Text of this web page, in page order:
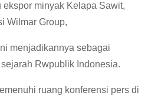
minyak Kelapa Sawit,
Wilmar Group,
menjadikannya sebagai
Rwpublik Indonesia.
ruang konferensi pers di